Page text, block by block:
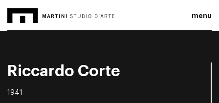
menu
Riccardo Corte
1941